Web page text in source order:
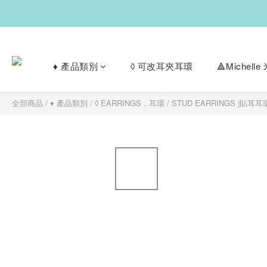
♦︎ 產品類別 ◊ 可改耳夾耳環 🔺Michelle
全部商品 / ♦︎ 產品類別 / ◊ EARRINGS．耳環 / STUD EARRINGS |貼耳耳